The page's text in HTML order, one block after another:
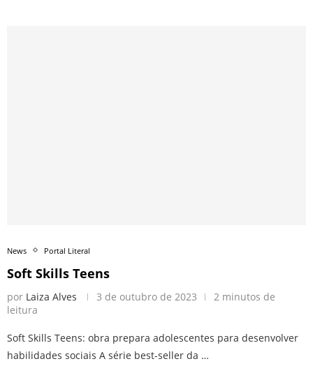
News Portal Literal
Soft Skills Teens
por Laiza Alves 3 de outubro de 2023
2 minutos de
leitura
Soft Skills Teens: obra prepara adolescentes para desenvolver
habilidades sociais A série best-seller da …